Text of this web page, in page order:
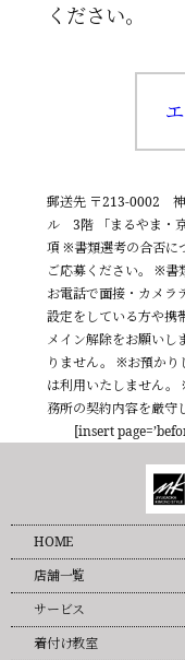
ください。
郵送先 〒213-0002 神
ル 3階 「まるやま・
項 ※書類選考の合否に
ご応募ください。 ※書
お電話で面接・カメラ
設定をしている方や携
メイン解除をお願いし
りません。 ※お預かり
は利用いたしません。
務所の契約内容を厳守
[insert
HOME
店舗一覧
サービス
着付け教室